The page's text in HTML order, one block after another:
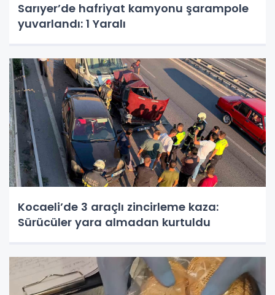
Sarıyer’de hafriyat kamyonu şarampole
yuvarlandı: 1 Yaralı
Kocaeli’de 3 araçlı zincirleme kaza:
Sürücüler yara almadan kurtuldu